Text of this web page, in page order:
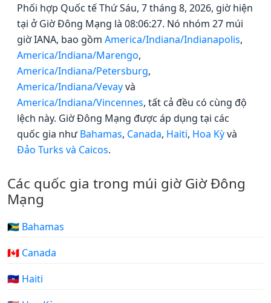
Phối hợp Quốc tế Thứ Sáu, 7 tháng 8, 2026, giờ hiện
tại ở Giờ Đông Mạng là 08:06:27. Nó nhóm 27 múi
giờ IANA, bao gồm America/Indiana/Indianapolis,
America/Indiana/Marengo,
America/Indiana/Petersburg,
America/Indiana/Vevayvà
America/Indiana/Vincennes, tất cả đều có cùng độ
lệch này. Giờ Đông Mạng được áp dụng tại các
quốc gia nhưBahamas, Canada, Haiti, Hoa Kỳvà
Đảo Turks và Caicos.
Các quốc gia trong múi giờ Giờ Đông
Mạng
🇧🇸 Bahamas
🇨🇦 Canada
🇭🇹 Haiti